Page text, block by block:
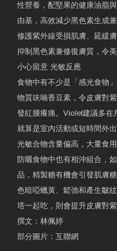
性營養，配堅果的健康油脂
由基，高效減少黑色素生成
修護紫外線受損肌膚、延緩
抑制黑色素兼修復膚質，令
小心留意 光敏反應
食物中有不少是「感光食物
物質呋喃香豆素，令皮膚對
發紅腫癢痛。Violet建議多在
就算是室內活動或短時間外
光敏合物含量偏高，大量食
防曬食物中也有相沖組合，
品，精製糖有機會引發肌膚
色暗啞蠟黃、鬆弛和產生皺
塔一起吃，則會提升皮膚對
撰文：林佩婷
部分圖片：互聯網